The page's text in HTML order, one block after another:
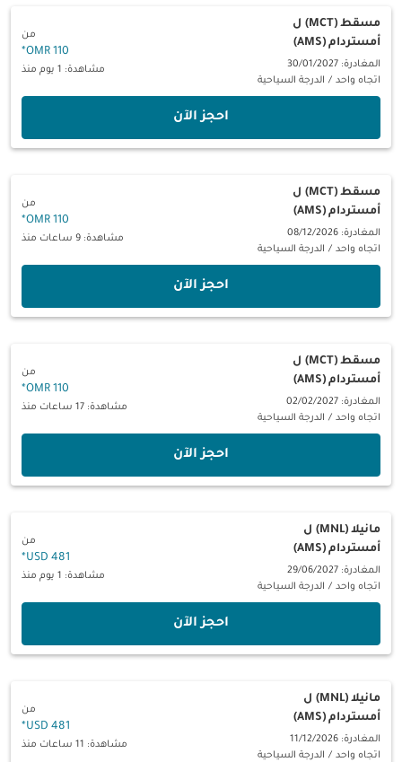
مسقط (MCT)
ل
أمستردام (AMS)
المغادرة: 30/01/2027
اتجاه واحد / الدرجة السياحية
من
110 OMR
*
مشاهدة: 1 يوم منذ
‫احجز الآن‬
مسقط (MCT)
ل
أمستردام (AMS)
المغادرة: 08/12/2026
اتجاه واحد / الدرجة السياحية
من
110 OMR
*
مشاهدة: 9 ساعات منذ
‫احجز الآن‬
مسقط (MCT)
ل
أمستردام (AMS)
المغادرة: 02/02/2027
اتجاه واحد / الدرجة السياحية
من
110 OMR
*
مشاهدة: 17 ساعات منذ
‫احجز الآن‬
مانيلا (MNL)
ل
أمستردام (AMS)
المغادرة: 29/06/2027
اتجاه واحد / الدرجة السياحية
من
481 USD
*
مشاهدة: 1 يوم منذ
‫احجز الآن‬
مانيلا (MNL)
ل
أمستردام (AMS)
المغادرة: 11/12/2026
اتجاه واحد / الدرجة السياحية
من
481 USD
*
مشاهدة: 11 ساعات منذ